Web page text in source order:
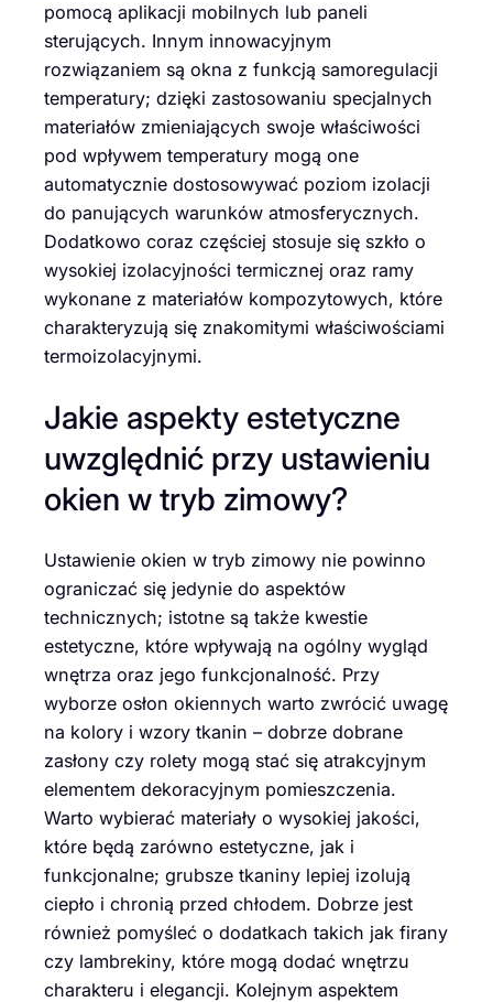
pomocą aplikacji mobilnych lub paneli
sterujących. Innym innowacyjnym
rozwiązaniem są okna z funkcją samoregulacji
temperatury; dzięki zastosowaniu specjalnych
materiałów zmieniających swoje właściwości
pod wpływem temperatury mogą one
automatycznie dostosowywać poziom izolacji
do panujących warunków atmosferycznych.
Dodatkowo coraz częściej stosuje się szkło o
wysokiej izolacyjności termicznej oraz ramy
wykonane z materiałów kompozytowych, które
charakteryzują się znakomitymi właściwościami
termoizolacyjnymi.
Jakie aspekty estetyczne
uwzględnić przy ustawieniu
okien w tryb zimowy?
Ustawienie okien w tryb zimowy nie powinno
ograniczać się jedynie do aspektów
technicznych; istotne są także kwestie
estetyczne, które wpływają na ogólny wygląd
wnętrza oraz jego funkcjonalność. Przy
wyborze osłon okiennych warto zwrócić uwagę
na kolory i wzory tkanin – dobrze dobrane
zasłony czy rolety mogą stać się atrakcyjnym
elementem dekoracyjnym pomieszczenia.
Warto wybierać materiały o wysokiej jakości,
które będą zarówno estetyczne, jak i
funkcjonalne; grubsze tkaniny lepiej izolują
ciepło i chronią przed chłodem. Dobrze jest
również pomyśleć o dodatkach takich jak firany
czy lambrekiny, które mogą dodać wnętrzu
charakteru i elegancji. Kolejnym aspektem